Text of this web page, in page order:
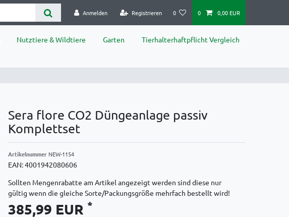
Anmelden Registrieren 0 0 0,00 EUR
Nutztiere & Wildtiere Garten Tierhalterhaftpflicht Vergleich
Sera flore CO2 Düngeanlage passiv
Komplettset
Artikelnummer NEW-1154
EAN:4001942080606
Sollten Mengenrabatte am Artikel angezeigt werden sind diese nur
gültig wenn die gleiche Sorte/Packungsgröße mehrfach bestellt wird!
385,99 EUR *